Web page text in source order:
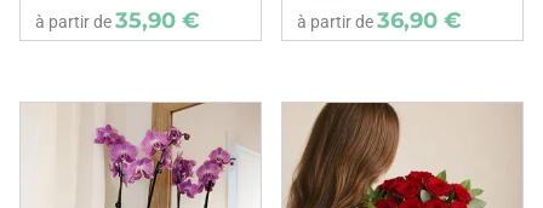
à partir de35,90 € à partir de36,90 €